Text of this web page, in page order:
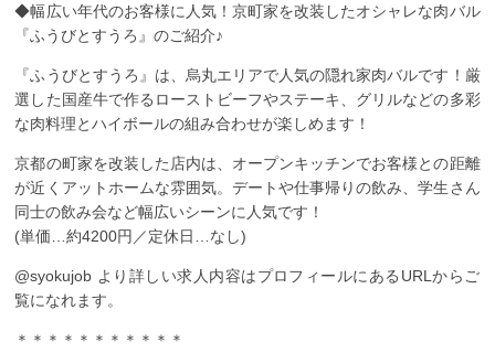
◆幅広い年代のお客様に人気！京町家を改装したオシャレな肉バル
『ふうびとすうろ』のご紹介♪
『ふうびとすうろ』は、烏丸エリアで人気の隠れ家肉バルです！厳
選した国産牛で作るローストビーフやステーキ、グリルなどの多彩
な肉料理とハイボールの組み合わせが楽しめます！
京都の町家を改装した店内は、オープンキッチンでお客様との距離
が近くアットホームな雰囲気。デートや仕事帰りの飲み、学生さん
同士の飲み会など幅広いシーンに人気です！
(単価…約4200円／定休日…なし)
@syokujob ︎より詳しい求人内容はプロフィールにあるURLからご
覧になれます。
＊＊＊＊＊＊＊＊＊＊＊